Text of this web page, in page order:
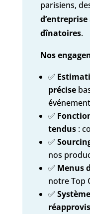
parisiens,
d’entreprise
dînatoires.
Nos
✅
précise
✅
tendus:
✅
nos
✅ Menus
notreTop
✅